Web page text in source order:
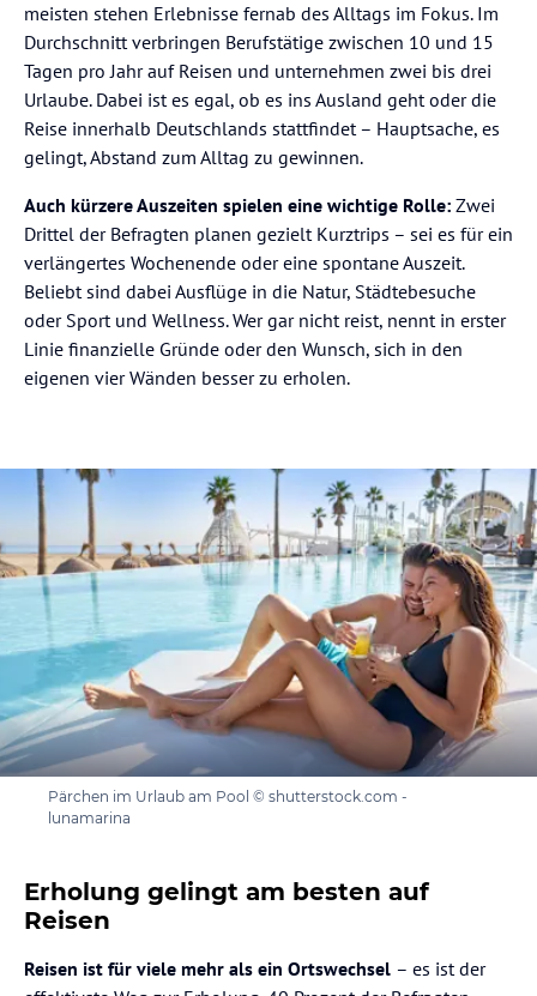
meisten stehen Erlebnisse fernab des Alltags im Fokus. Im
Durchschnitt verbringen Berufstätige zwischen 10 und 15
Tagen pro Jahr auf Reisen und unternehmen zwei bis drei
Urlaube. Dabei ist es egal, ob es ins Ausland geht oder die
Reise innerhalb Deutschlands stattfindet – Hauptsache, es
gelingt, Abstand zum Alltag zu gewinnen.
Auch kürzere Auszeiten spielen eine wichtige Rolle: Zwei
Drittel der Befragten planen gezielt Kurztrips – sei es für ein
verlängertes Wochenende oder eine spontane Auszeit.
Beliebt sind dabei Ausflüge in die Natur, Städtebesuche
oder Sport und Wellness. Wer gar nicht reist, nennt in erster
Linie finanzielle Gründe oder den Wunsch, sich in den
eigenen vier Wänden besser zu erholen.
Pärchen im Urlaub am Pool © shutterstock.com -
lunamarina
Erholung gelingt am besten auf
Reisen
Reisen ist für viele mehr als ein Ortswechsel – es ist der